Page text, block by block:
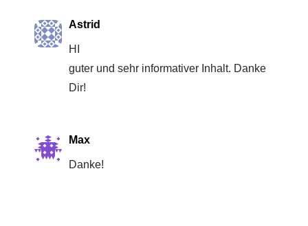
Astrid
HI
guter und sehr informativer Inhalt. Danke
Dir!
Max
Danke!